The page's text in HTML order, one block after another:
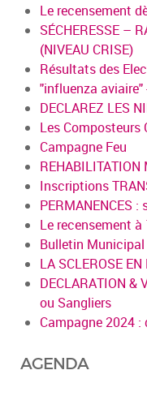
Le recensement
SÉCHERESSE –
(NIVEAU CRISE)
Résultats des
"influenza aviaire"
DECLAREZ LES
Les Composteurs
Campagne Feu
REHABILITATION
Inscriptions
PERMANENCES
Le recensement à
Bulletin Municipal
LA SCLEROSE EN
DECLARATION &
ou Sangliers
Campagne 2024
AGENDA